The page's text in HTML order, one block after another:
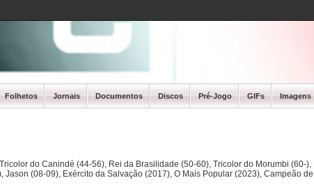
Folhetos Jornais Documentos Discos Pré-Jogo GIFs Imagens
do Canindé (44-56), Rei da Brasilidade (50-60), Tricolor do Morumbi
(08-09), Exército da Salvação (2017), O Mais Popular (2023), Campeão